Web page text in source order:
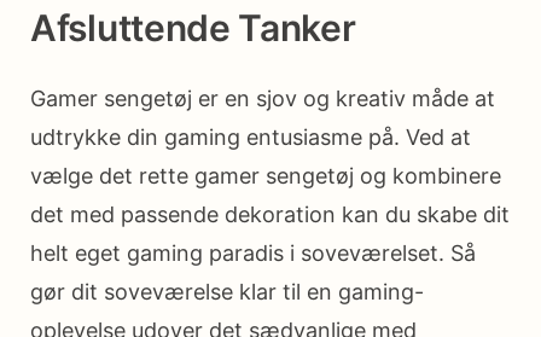
Afsluttende Tanker
Gamer sengetøj er en sjov og kreativ måde at
udtrykke din gaming entusiasme på. Ved at
vælge det rette gamer sengetøj og kombinere
det med passende dekoration kan du skabe dit
helt eget gaming paradis i soveværelset. Så
gør dit soveværelse klar til en gaming-
oplevelse udover det sædvanlige med